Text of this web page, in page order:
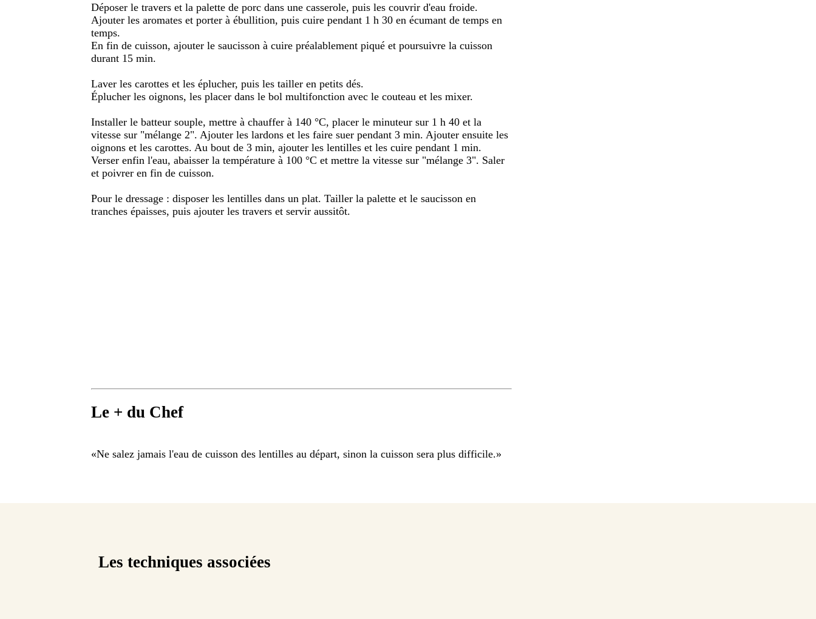
Déposer le travers et la palette de porc dans une casserole, puis les couvrir d'eau froide.
Ajouter les aromates et porter à ébullition, puis cuire pendant 1 h 30 en écumant de temps en
temps.
En fin de cuisson, ajouter le saucisson à cuire préalablement piqué et poursuivre la cuisson
durant 15 min.
Laver les carottes et les éplucher, puis les tailler en petits dés.
Éplucher les oignons, les placer dans le bol multifonction avec le couteau et les mixer.
Installer le batteur souple, mettre à chauffer à 140 °C, placer le minuteur sur 1 h 40 et la
vitesse sur "mélange 2". Ajouter les lardons et les faire suer pendant 3 min. Ajouter ensuite les
oignons et les carottes. Au bout de 3 min, ajouter les lentilles et les cuire pendant 1 min.
Verser enfin l'eau, abaisser la température à 100 °C et mettre la vitesse sur "mélange 3". Saler
et poivrer en fin de cuisson.
Pour le dressage : disposer les lentilles dans un plat. Tailler la palette et le saucisson en
tranches épaisses, puis ajouter les travers et servir aussitôt.
Le + du Chef
«Ne salez jamais l'eau de cuisson des lentilles au départ, sinon la cuisson sera plus difficile.»
Les techniques associées